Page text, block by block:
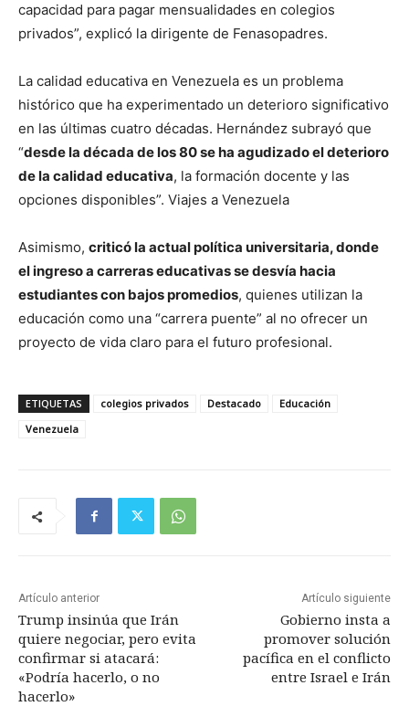
capacidad para pagar mensualidades en colegios
privados”, explicó la dirigente de Fenasopadres.
La calidad educativa en Venezuela es un problema
histórico que ha experimentado un deterioro significativo
en las últimas cuatro décadas. Hernández subrayó que
“desde la década de los 80 se ha agudizado el deterioro
de la calidad educativa, la formación docente y las
opciones disponibles”. Viajes a Venezuela
Asimismo, criticó la actual política universitaria, donde
el ingreso a carreras educativas se desvía hacia
estudiantes con bajos promedios, quienes utilizan la
educación como una “carrera puente” al no ofrecer un
proyecto de vida claro para el futuro profesional.
ETIQUETAS colegios privados Destacado
Educación
Venezuela
Artículo anterior
Trump insinúa que Irán
quiere negociar, pero evita
confirmar si atacará:
«Podría hacerlo, o no
hacerlo»
Artículo siguiente
Gobierno insta a
promover solución
pacífica en el conflicto
entre Israel e Irán